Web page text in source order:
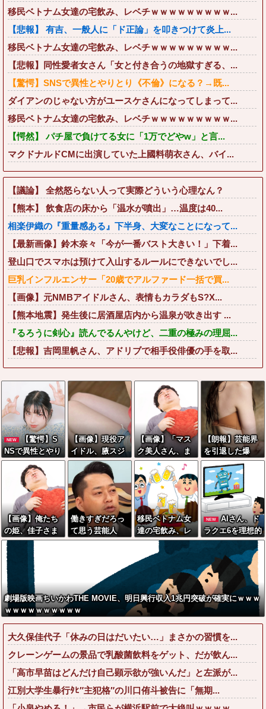
移民ベトナム女達の宅飲み、レベチｗｗｗｗｗｗｗｗｗ...
【悲報】 有吉、一般人に「ド正論」を叩きつけて炎上...
移民ベトナム女達の宅飲み、レベチｗｗｗｗｗｗｗｗｗ...
【悲報】同性愛者女さん「女と付き合うの地獄すぎる、...
【驚愕】SNSで異性とやりとり《不倫》になる？→既...
ダイアンのじゃない方がユースケさんになってしまって...
移民ベトナム女達の宅飲み、レベチｗｗｗｗｗｗｗｗｗ...
【愕然】 パチ屋で負けてる女に「1万でどやw」と言...
マクドナルドCMに出演していた上國料萌衣さん、バイ...
【議論】 全然怒らない人って実際どういう心理なん？
【熊本】 飲食店の床から「温水が噴出」…温度は40...
相楽伊織の『重量感ある』下半身、大変なことになって...
【最新画像】鈴木奈々「今が一番バスト大きい！」下着...
登山口でスマホは預けて入山するルールにできないでし...
巨乳インフルエンサー「20歳でアルファード一括で買...
【画像】元NMBアイドルさん、表情もカラダもS?X...
【熊本地震】発生後に居酒屋店内から温泉が吹き出す ...
『るろうに剣心』読んでるんやけど、二重の極みの理屈...
【悲報】吉岡里帆さん、アドリブで相手役俳優の手を取...
NEW
【驚愕】S
NSで異性とやり
とり《不倫》に
なる？→既婚男
女の約7割がまさ
かの『こう』回
答してしまうw
w w w w w w w
【画像】現役ア
イドル、腋スジ
が大変なことに
なってるwwww
【画像】「マス
ク美人さん、ま
た我々を欺く」
←海外でも流行
りだした結果が
こちらw w w w
w w w
【朗報】芸能界
を引退した爆
乳、SNSで●●●●
画像を投稿www
www
【画像】俺たち
の姫、佳子さま
のお気に入りの
ドレスがこちら
です←コレは可
愛過ぎるw w w
w w w w w
働きすぎだろっ
て思う芸能人
移民ベトナム女
達の宅飲み、レ
ベチｗｗｗｗｗ
ｗｗｗｗｗｗｗ
ｗｗｗｗｗ
NEW
AIさん、ド
ラクエ6を理想的
にアニメ化して
しまう
劇場版映画ちいかわTHE MOVIE、明日興行収入1兆円突破が確実にｗｗｗ
ｗｗｗｗｗｗｗｗｗｗ
大久保佳代子「休みの日はだいたい…」まさかの習慣を...
クレーンゲームの景品で乳酸菌飲料をゲット、だが飲ん...
「高市早苗はどんだけ自己顕示欲が強いんだ」と左派が...
江別大学生暴行ﾀﾋ″主犯格″の川口侑斗被告に「無期...